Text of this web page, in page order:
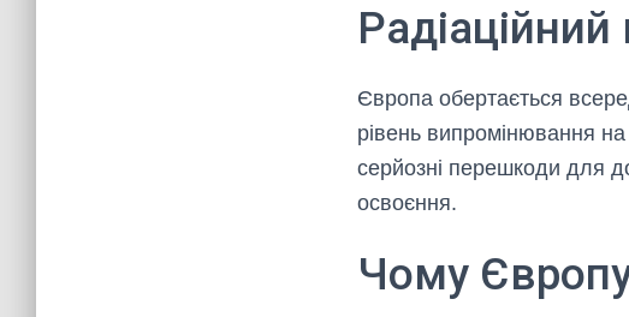
Європа обертається
рівень випромінювання на
серйозні перешкоди для
освоєння.
Чому